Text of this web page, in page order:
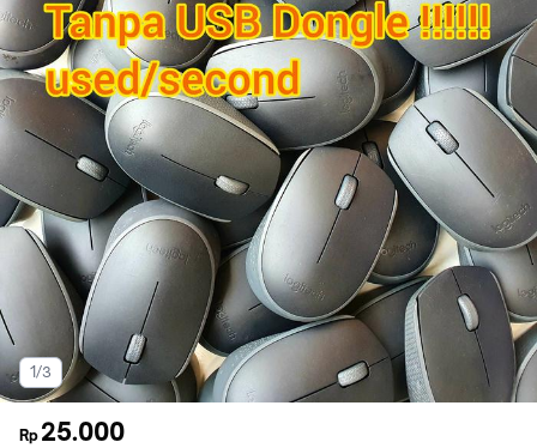
1/3
Rp 25.000